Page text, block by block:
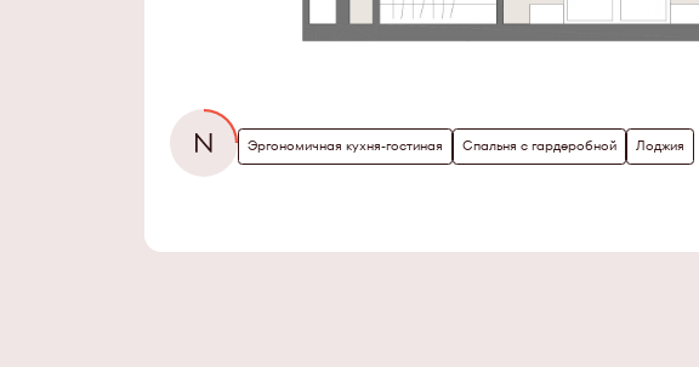
Эргономичная кухня-гостиная Спальня с гардеробной Лоджия